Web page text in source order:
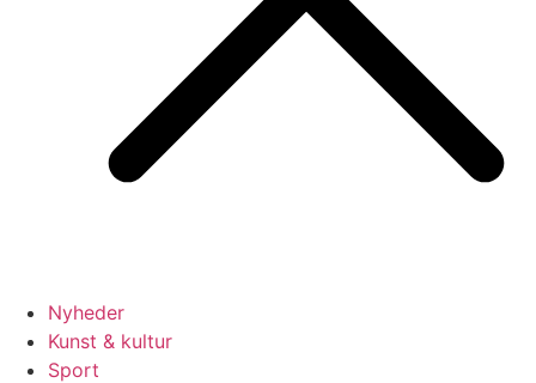
Nyheder
Kunst & kultur
Sport